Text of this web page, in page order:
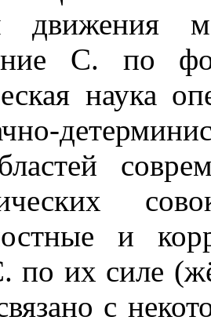
движения
С. по
наука
и
по их силе
с